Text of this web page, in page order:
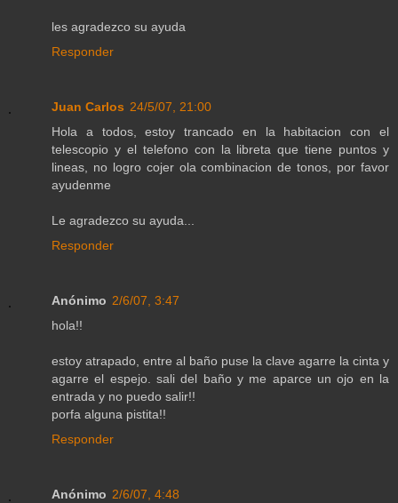
les agradezco su ayuda
Responder
Juan Carlos 24/5/07, 21:00
Hola a todos, estoy trancado en la habitacion con el
telescopio y el telefono con la libreta que tiene puntos y
lineas, no logro cojer ola combinacion de tonos, por favor
ayudenme
Le agradezco su ayuda...
Responder
Anónimo 2/6/07, 3:47
hola!!
estoy atrapado, entre al baño puse la clave agarre la cinta y
agarre el espejo. sali del baño y me aparce un ojo en la
entrada y no puedo salir!!
porfa alguna pistita!!
Responder
Anónimo 2/6/07, 4:48